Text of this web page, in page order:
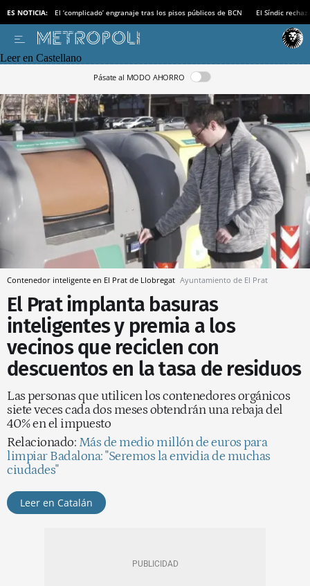
ES NOTICIA: El ‘complicado’ engranaje tras los pisos públicos de BCN El Síndic
Leer en Castellano
Pásate al MODO AHORRO
Contenedor inteligente en El Prat de Llobregat Ayuntamiento de El Prat
El Prat implanta basuras
inteligentes y premia a los
vecinos que reciclen con
descuentos en la tasa de residuos
Las personas que utilicen los contenedores orgánicos
siete veces cada dos meses obtendrán una rebaja del
40% en el impuesto
Relacionado: Más de medio millón de euros para
limpiar Badalona: "Seremos la envidia de muchas
ciudades"
Leer en Catalán